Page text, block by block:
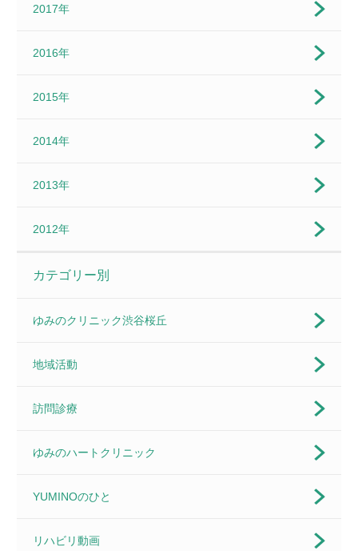
2017年
2016年
2015年
2014年
2013年
2012年
カテゴリー別
ゆみのクリニック渋谷桜丘
地域活動
訪問診療
ゆみのハートクリニック
YUMINOのひと
リハビリ動画